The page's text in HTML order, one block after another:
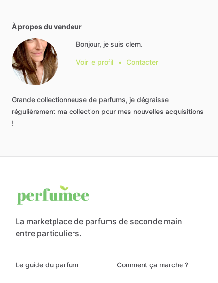
À propos du vendeur
Bonjour, je suis clem.
Voir le profil • Contacter
Grande collectionneuse de parfums, je dégraisse
régulièrement ma collection pour mes nouvelles acquisitions
!
La marketplace de parfums de seconde main
entre particuliers.
Le guide du parfum Comment ça marche ?